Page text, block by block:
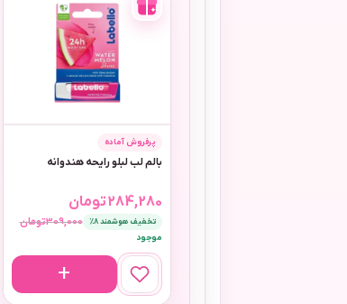
پرفروش آماده
بالم لب لبلو رایحه هندوانه
309,000تومان
284,280تومان
تخفیف هوشمند 8٪
موجود